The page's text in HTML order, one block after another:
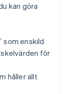
kan göra
som enskild
för
håller allt